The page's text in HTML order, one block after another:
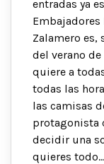
entradas ya
Embajadores
Zalamero es,
del verano
quiere a
todas las
las camisas
protagonista
decidir una
quieres